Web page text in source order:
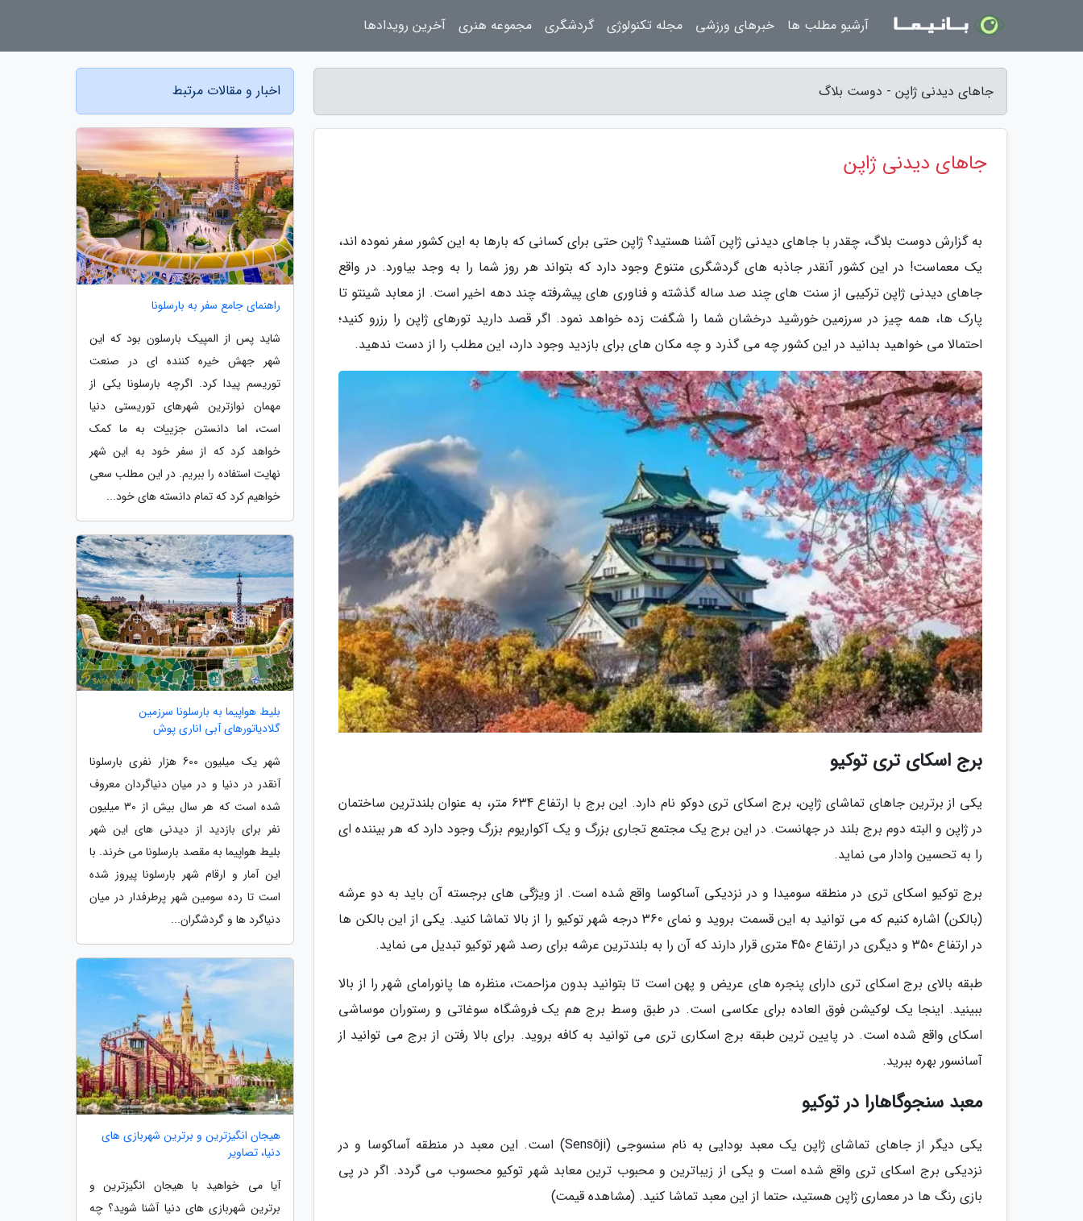
جاهای دیدنی ژاپن - دوست بلاگ
جاهای دیدنی ژاپن
به گزارش دوست بلاگ، چقدر با جاهای دیدنی ژاپن آشنا هستید؟ ژاپن حتی برای کسانی که بارها به این کشور سفر نموده اند،
یک معماست! در این کشور آنقدر جاذبه های گردشگری متنوع وجود دارد که بتواند هر روز شما را به وجد بیاورد. در واقع
جاهای دیدنی ژاپن ترکیبی از سنت های چند صد ساله گذشته و فناوری های پیشرفته چند دهه اخیر است. از معابد شینتو تا
پارک ها، همه چیز در سرزمین خورشید درخشان شما را شگفت زده خواهد نمود. اگر قصد دارید تورهای ژاپن را رزرو کنید؛
احتمالا می خواهید بدانید در این کشور چه می گذرد و چه مکان های برای بازدید وجود دارد، این مطلب را از دست ندهید.
برج اسکای تری توکیو
یکی از برترین جاهای تماشای ژاپن، برج اسکای تری دوکو نام دارد. این برج با ارتفاع 634 متر، به عنوان بلندترین ساختمان
در ژاپن و البته دوم برج بلند در جهانست. در این برج یک مجتمع تجاری بزرگ و یک آکواریوم بزرگ وجود دارد که هر بیننده ای
را به تحسین وادار می نماید.
برج توکیو اسکای تری در منطقه سومیدا و در نزدیکی آساکوسا واقع شده است. از ویژگی های برجسته آن باید به دو عرشه
(بالکن) اشاره کنیم که می توانید به این قسمت بروید و نمای 360 درجه شهر توکیو را از بالا تماشا کنید. یکی از این بالکن ها
در ارتفاع 350 و دیگری در ارتفاع 450 متری قرار دارند که آن را به بلندترین عرشه برای رصد شهر توکیو تبدیل می نماید.
طبقه بالای برج اسکای تری دارای پنجره های عریض و پهن است تا بتوانید بدون مزاحمت، منظره ها پانورامای شهر را از بالا
ببینید. اینجا یک لوکیشن فوق العاده برای عکاسی است. در طبق وسط برج هم یک فروشگاه سوغاتی و رستوران موساشی
اسکای واقع شده است. در پایین ترین طبقه برج اسکاری تری می توانید به کافه بروید. برای بالا رفتن از برج می توانید از
آسانسور بهره ببرید.
معبد سنجوگاهارا در توکیو
یکی دیگر از جاهای تماشای ژاپن یک معبد بودایی به نام سنسوجی (Sensōji) است. این معبد در منطقه آساکوسا و در
نزدیکی برج اسکای تری واقع شده است و یکی از زیباترین و محبوب ترین معابد شهر توکیو محسوب می گردد. اگر در پی
بازی رنگ ها در معماری ژاپن هستید، حتما از این معبد تماشا کنید. (مشاهده قیمت)
اخبار و مقالات مرتبط
راهنمای جامع سفر به بارسلونا
شاید پس از المپیک بارسلون بود که این
شهر جهش خیره کننده ای در صنعت
توریسم پیدا کرد. اگرچه بارسلونا یکی از
مهمان نوازترین شهرهای توریستی دنیا
است، اما دانستن جزییات به ما کمک
خواهد کرد که از سفر خود به این شهر
نهایت استفاده را ببریم. در این مطلب سعی
خواهیم کرد که تمام دانسته های خود...
بلیط هواپیما به بارسلونا سرزمین
گلادیاتورهای آبی اناری پوش
شهر یک میلیون 600 هزار نفری بارسلونا
آنقدر در دنیا و در میان دنیاگردان معروف
شده است که هر سال بیش از 30 میلیون
نفر برای بازدید از دیدنی های این شهر
بلیط هواپیما به مقصد بارسلونا می خرند. با
این آمار و ارقام شهر بارسلونا پیروز شده
است تا رده سومین شهر پرطرفدار در میان
دنیاگرد ها و گردشگران...
هیجان انگیزترین و برترین شهربازی های
دنیا، تصاویر
آیا می خواهید با هیجان انگیزترین و
برترین شهربازی های دنیا آشنا شوید؟ چه
آرشیو مطلب ها خبرهای ورزشی مجله تکنولوژی گردشگری مجموعه هنری آخرین رویدادها